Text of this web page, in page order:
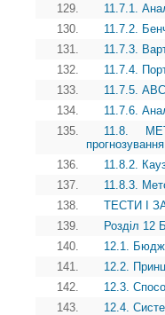
129.
11.7.1.
130.
11.7.2.
131.
11.7.3.
132.
11.7.4.
133.
11.7.5.
134.
11.7.6.
135.
11.8.
прогнозування
136.
11.8.2.
137.
11.8.3.
138.
ТЕСТИ І
139.
Розділ
140.
12.1.
141.
12.2.
142.
12.3.
143.
12.4.